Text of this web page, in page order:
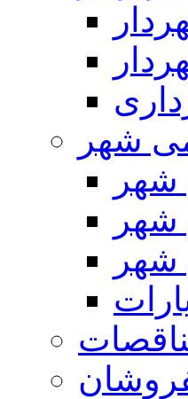
شهر